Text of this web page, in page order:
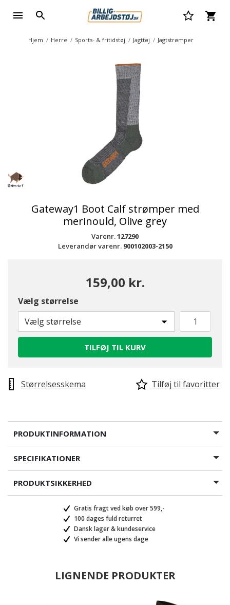
Hjem Herre Sports- & fritidstøj Jagttøj Jagtstrømper
Gateway1 Boot Calf strømper med
merinould, Olive grey
Varenr.127290
Leverandør varenr. 900102003-2150
159,00 kr.
Vælg størrelse
Vælg størrelse
TILFØJ TIL KURV
Størrelsesskema Tilføj til favoritter
PRODUKTINFORMATION
SPECIFIKATIONER
PRODUKTSIKKERHED
Gratis fragt ved køb over 599,-
100 dages fuld returret
Dansk lager & kundeservice
Vi sender alle ugens dage
LIGNENDE PRODUKTER